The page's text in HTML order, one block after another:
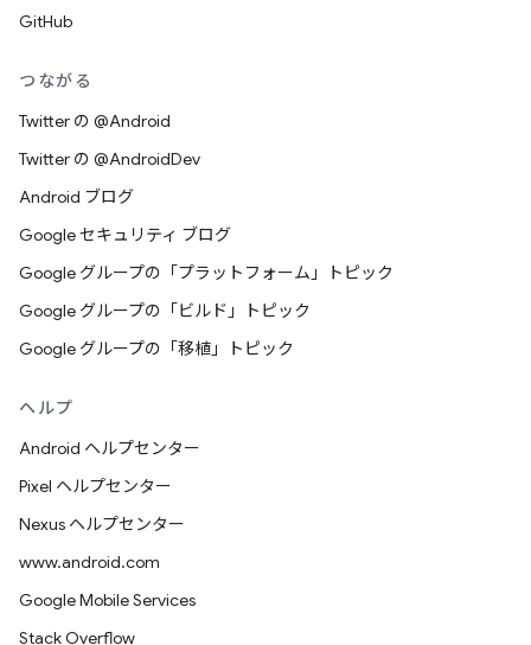
GitHub
つながる
Twitter の @Android
Twitter の @AndroidDev
Android ブログ
Google セキュリティ ブログ
Google グループの「プラットフォーム」トピック
Google グループの「ビルド」トピック
Google グループの「移植」トピック
ヘルプ
Android ヘルプセンター
Pixel ヘルプセンター
Nexus ヘルプセンター
www.android.com
Google Mobile Services
Stack Overflow